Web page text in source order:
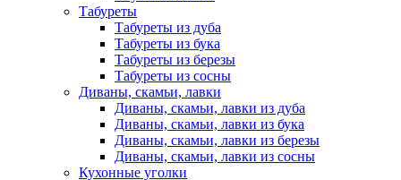
Табуреты
Табуреты из дуба
Табуреты из бука
Табуреты из березы
Табуреты из сосны
Диваны, скамьи, лавки
Диваны, скамьи, лавки из дуба
Диваны, скамьи, лавки из бука
Диваны, скамьи, лавки из березы
Диваны, скамьи, лавки из сосны
Кухонные уголки